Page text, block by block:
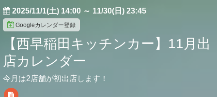
2025/11/1(土) 14:00 ～ 11/30(日) 23:45
Googleカレンダー登録
【西早稲田キッチンカー】11月出
店カレンダー
今月は2店舗が初出店します！